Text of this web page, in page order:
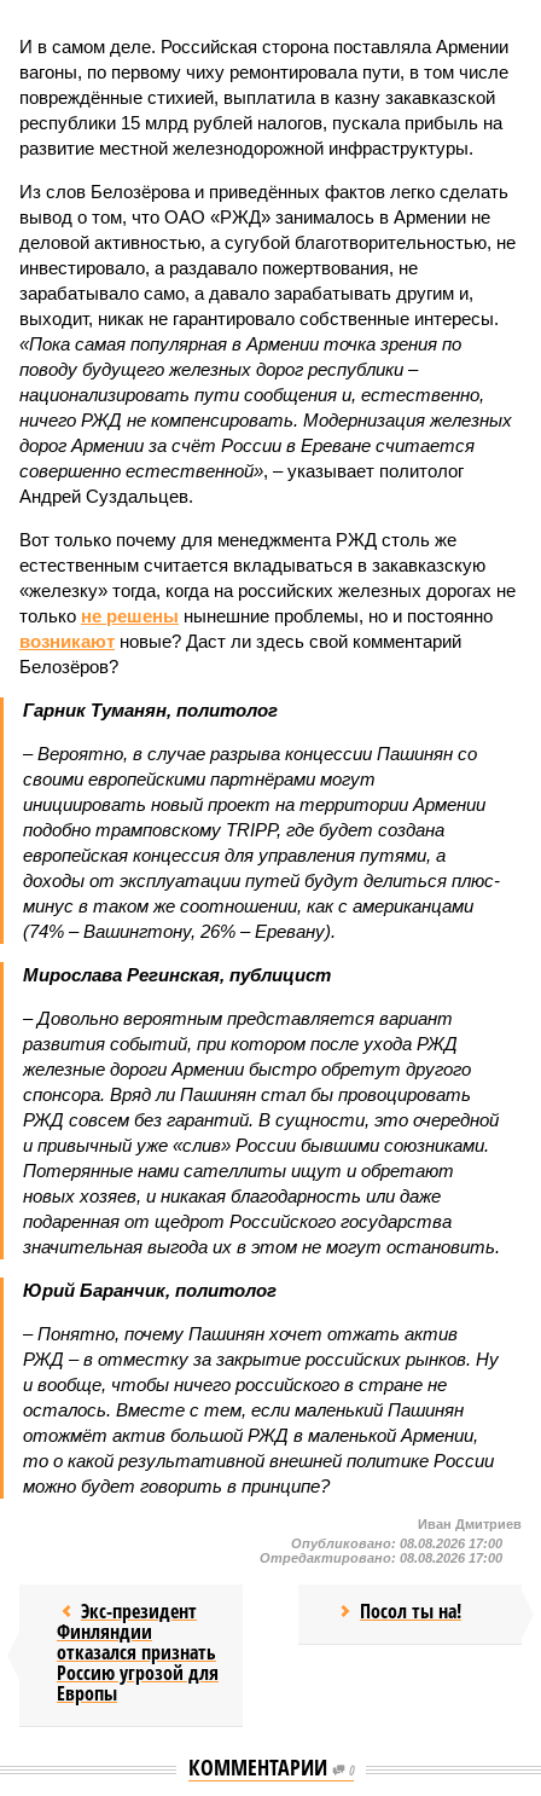
И в самом деле. Российская сторона поставляла Армении
вагоны, по первому чиху ремонтировала пути, в том числе
повреждённые стихией, выплатила в казну закавказской
республики 15 млрд рублей налогов, пускала прибыль на
развитие местной железнодорожной инфраструктуры.
Из слов Белозёрова и приведённых фактов легко сделать
вывод о том, что ОАО «РЖД» занималось в Армении не
деловой активностью, а сугубой благотворительностью, не
инвестировало, а раздавало пожертвования, не
зарабатывало само, а давало зарабатывать другим и,
выходит, никак не гарантировало собственные интересы.
«Пока самая популярная в Армении точка зрения по
поводу будущего железных дорог рес­публики –
национализировать пути сообщения и, естественно,
ничего РЖД не компенсировать. Модернизация железных
дорог Армении за счёт России в Ереване считается
совершенно естественной», – указывает политолог
Андрей Суздальцев.
Вот только почему для менеджмента РЖД столь же
естественным считается вкладываться в закавказскую
«железку» тогда, когда на российских железных дорогах не
только не решены нынешние проблемы, но и постоянно
возникают новые? Даст ли здесь свой комментарий
Белозёров?
Гарник Туманян, политолог
– Вероятно, в случае разрыва концессии Пашинян со
своими европейскими партнёрами могут
инициировать новый проект на территории Армении
подобно трамповскому TRIPP, где будет создана
европейская концессия для управления путями, а
доходы от эксплуатации путей будут делиться плюс-
минус в таком же соотношении, как с американцами
(74% – Вашингтону, 26% – Еревану).
Мирослава Регинская, публицист
– Довольно вероятным представляется вариант
развития событий, при котором после ухода РЖД
железные дороги Армении быстро обретут другого
спонсора. Вряд ли Пашинян стал бы провоцировать
РЖД совсем без гарантий. В сущности, это очередной
и привычный уже «слив» России бывшими союзниками.
Потерянные нами сателлиты ищут и обретают
новых хозяев, и никакая благодарность или даже
подаренная от щедрот Российского государства
значительная выгода их в этом не могут остановить.
Юрий Баранчик, политолог
– Понятно, почему Пашинян хочет отжать актив
РЖД – в отместку за закрытие российских рынков. Ну
и вообще, чтобы ничего российского в стране не
осталось. Вместе с тем, если маленький Пашинян
отожмёт актив большой РЖД в маленькой Армении,
то о какой результативной внешней политике России
можно будет говорить в принципе?
Иван Дмитриев
Опубликовано: 08.08.2026 17:00
Отредактировано: 08.08.2026 17:00
Экс-президент
Финляндии
отказался признать
Россию угрозой для
Европы
Посол ты на!
КОММЕНТАРИИ 0